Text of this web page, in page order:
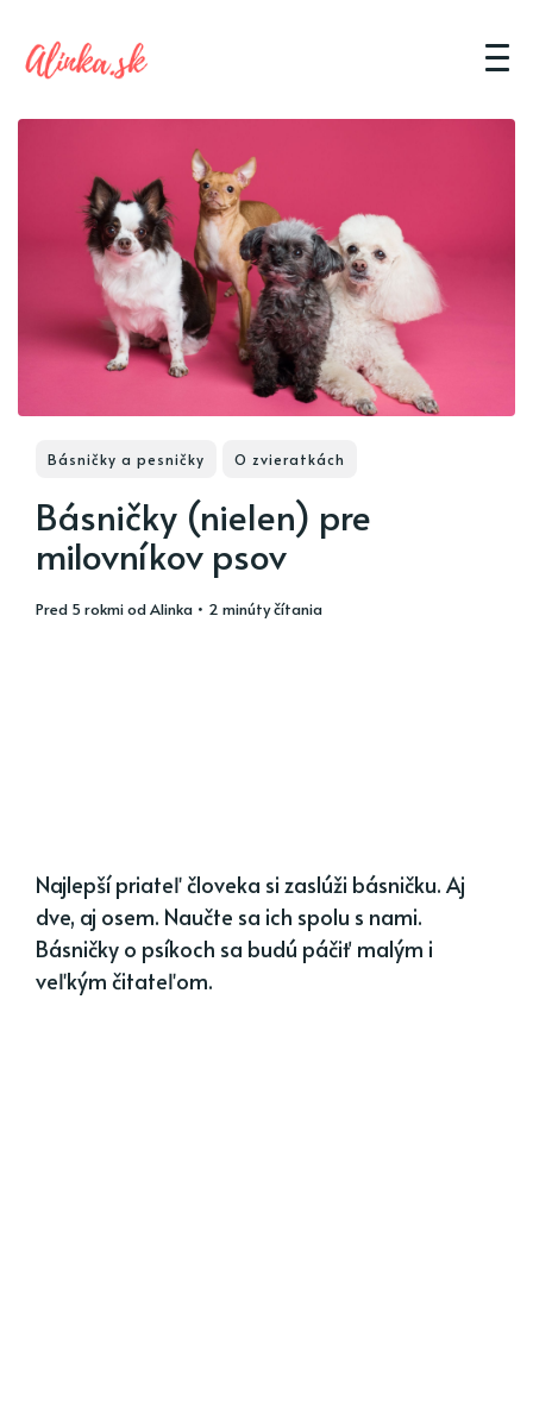
Básničky a pesničky O zvieratkách
Básničky (nielen) pre
milovníkov psov
pred 5 rokmiodAlinka • 2 minúty čítania
Najlepší priateľ človeka si zaslúži básničku. Aj
dve, aj osem. Naučte sa ich spolu s nami.
Básničky o psíkoch sa budú páčiť malým i
veľkým čitateľom.